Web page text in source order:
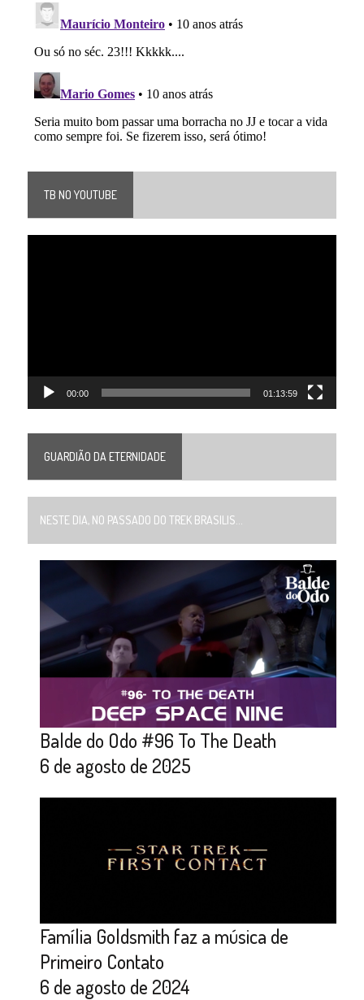
TB NO YOUTUBE
00:00 01:13:59
GUARDIÃO DA ETERNIDADE
NESTE DIA, NO PASSADO DO TREK BRASILIS...
Balde do Odo #96 To The Death
6 de agosto de 2025
Família Goldsmith faz a música de
Primeiro Contato
6 de agosto de 2024